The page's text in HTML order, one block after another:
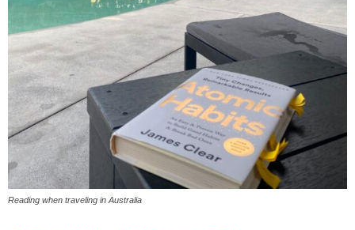
Reading when traveling in Australia